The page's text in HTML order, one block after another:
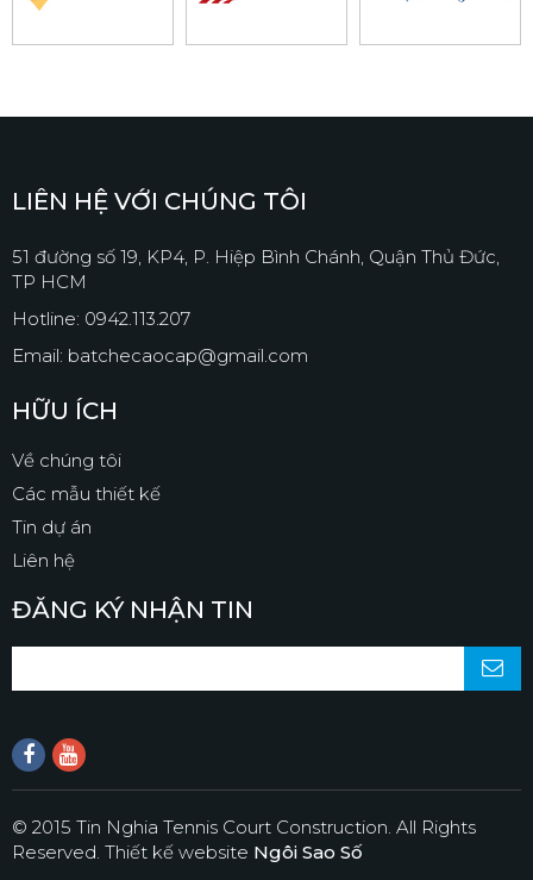
LIÊN HỆ VỚI CHÚNG TÔI
51 đường số 19, KP4, P. Hiệp Bình Chánh, Quận Thủ Đức,
TP HCM
Hotline: 0942.113.207
Email: batchecaocap@gmail.com
HỮU ÍCH
Về chúng tôi
Các mẫu thiết kế
Tin dự án
Liên hệ
ĐĂNG KÝ NHẬN TIN
© 2015 Tin Nghia Tennis Court Construction. All Rights
Reserved. Thiết kế website Ngôi Sao Số